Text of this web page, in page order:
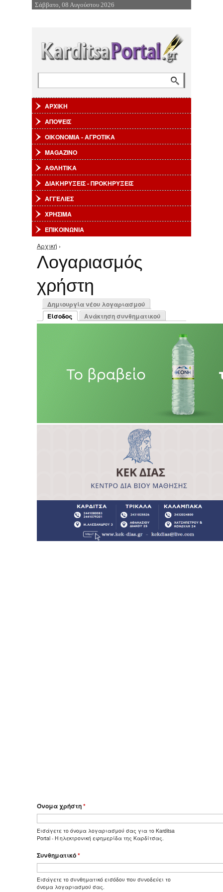
Επιστροφή στην Πλοήγηση
Σάββατο, 08 Αυγούστου 2026
ΑΡΧΙΚΗ
ΑΠΟΨΕΙΣ
ΟΙΚΟΝΟΜΙΑ - ΑΓΡΟΤΙΚΑ
MAGAZINO
ΑΘΛΗΤΙΚΑ
ΔΙΑΚΗΡΥΞΕΙΣ - ΠΡΟΚΗΡΥΞΕΙΣ
ΑΓΓΕΛΙΕΣ
ΧΡΗΣΙΜΑ
ΕΠΙΚΟΙΝΩΝΙΑ
Είστε εδώ
Αρχική ›
Λογαριασμός
χρήστη
Πρωτεύουσες καρτέλες
Δημιουργία νέου λογαριασμού
Είσοδος
(ενεργή καρτέλα)
Ανάκτηση συνθηματικού
Όνομα χρήστη*
Εισάγετε το όνομα λογαριασμού σας για το Karditsa
Portal - Η ηλεκτρονική εφημερίδα της Καρδίτσας.
Συνθηματικό*
Εισάγετε το συνθηματικό εισόδου που συνοδεύει το
όνομα λογαριασμού σας.